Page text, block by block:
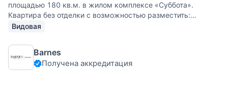
площадью 180 кв.м. в жилом комплексе «Суббота».
Квартира без отделки с возможностью разместить:
просторную гостиную, кухню, 4 спальни, 4 гардеробные, 3
большим
Видовая
Barnes
Получена аккредитация